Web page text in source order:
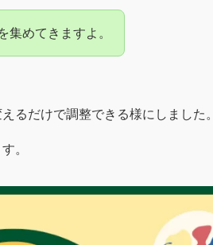
集めてきますよ。
るだけで調整できる様にしました。
。